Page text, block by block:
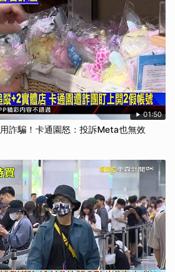
01:50
詐騙！卡通園怒：投訴Meta也無效